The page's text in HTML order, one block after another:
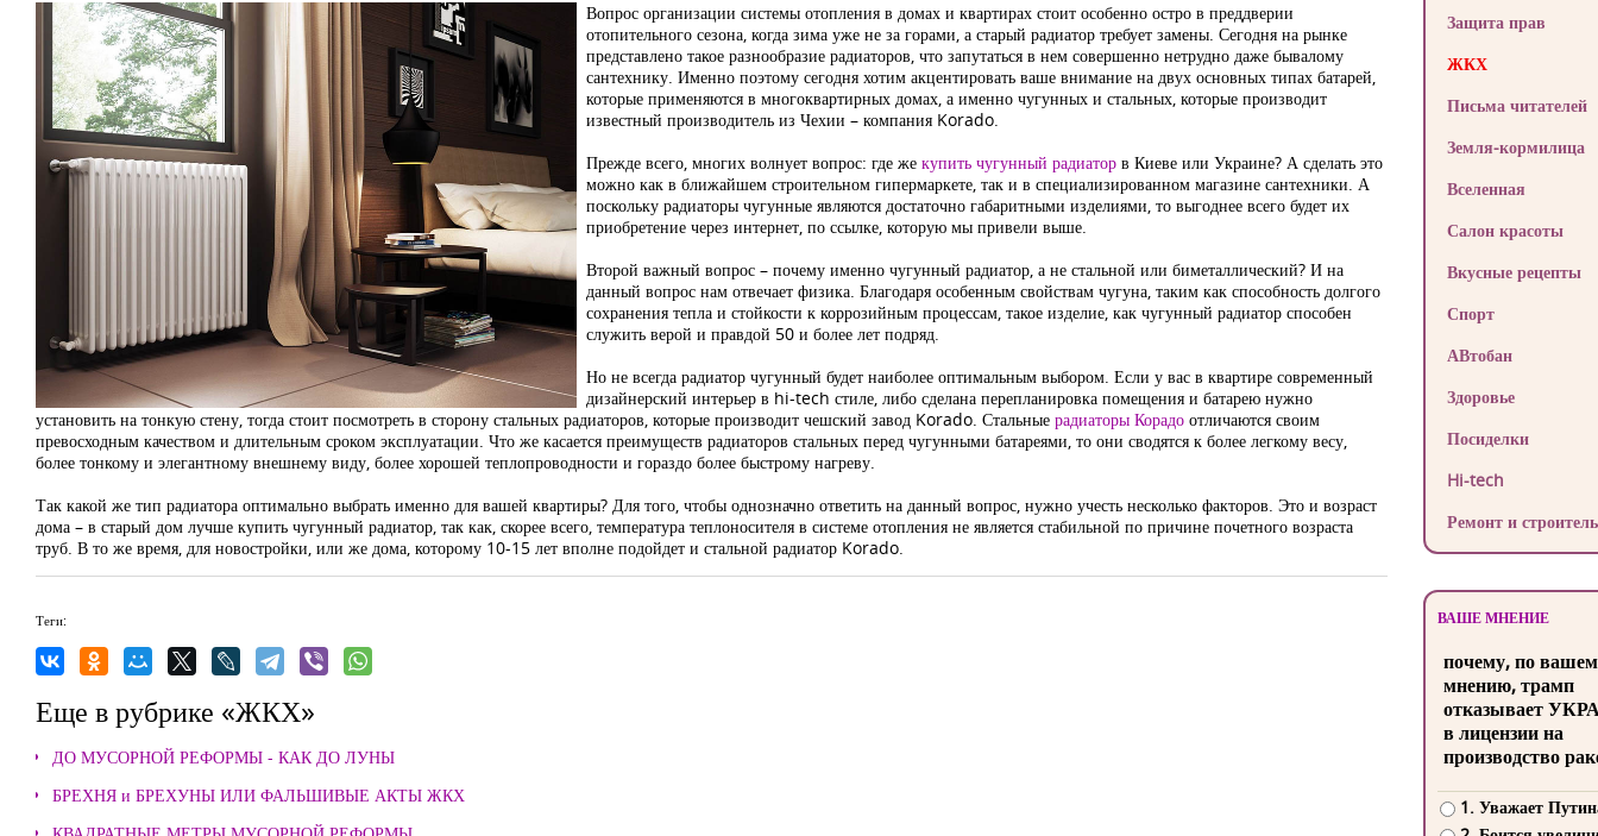
Вопрос организации системы отопления в домах и квартирах стоит особенно остро в преддверии
отопительного сезона, когда зима уже не за горами, а старый радиатор требует замены. Сегодня на рынке
представлено такое разнообразие радиаторов, что запутаться в нем совершенно нетрудно даже бывалому
сантехнику. Именно поэтому сегодня хотим акцентировать ваше внимание на двух основных типах батарей,
которые применяются в многоквартирных домах, а именно чугунных и стальных, которые производит
известный производитель из Чехии – компания Korado.
Прежде всего, многих волнует вопрос: где же купить чугунный радиаторв Киеве или Украине? А сделать это
можно как в ближайшем строительном гипермаркете, так и в специализированном магазине сантехники. А
поскольку радиаторы чугунные являются достаточно габаритными изделиями, то выгоднее всего будет их
приобретение через интернет, по ссылке, которую мы привели выше.
Второй важный вопрос – почему именно чугунный радиатор, а не стальной или биметаллический? И на
данный вопрос нам отвечает физика. Благодаря особенным свойствам чугуна, таким как способность долгого
сохранения тепла и стойкости к коррозийным процессам, такое изделие, как чугунный радиатор способен
служить верой и правдой 50 и более лет подряд.
Но не всегда радиатор чугунный будет наиболее оптимальным выбором. Если у вас в квартире современный
дизайнерский интерьер в hi-tech стиле, либо сделана перепланировка помещения и батарею нужно
установить на тонкую стену, тогда стоит посмотреть в сторону стальных радиаторов, которые производит чешский завод Korado. Стальные радиаторы Корадо отличаются своим
превосходным качеством и длительным сроком эксплуатации. Что же касается преимуществ радиаторов стальных перед чугунными батареями, то они сводятся к более легкому весу,
более тонкому и элегантному внешнему виду, более хорошей теплопроводности и гораздо более быстрому нагреву.
Так какой же тип радиатора оптимально выбрать именно для вашей квартиры? Для того, чтобы однозначно ответить на данный вопрос, нужно учесть несколько факторов. Это и возраст
дома – в старый дом лучше купить чугунный радиатор, так как, скорее всего, температура теплоносителя в системе отопления не является стабильной по причине почетного возраста
труб. В то же время, для новостройки, или же дома, которому 10-15 лет вполне подойдет и стальной радиатор Korado.
Теги:
Еще в рубрике «ЖКХ»
ДО МУСОРНОЙ РЕФОРМЫ - КАК ДО ЛУНЫ
БРЕХНЯ и БРЕХУНЫ ИЛИ ФАЛЬШИВЫЕ АКТЫ ЖКХ
Защита прав
ЖКХ
Письма читателей
Земля-кормилица
Вселенная
Салон красоты
Вкусные рецепты
Спорт
АВтобан
Здоровье
Посиделки
Hi-tech
Ремонт и
ВАШЕ МНЕНИЕ
почему, по
мнению, трамп
отказывает
в лицензии на
производство
1. Уважает